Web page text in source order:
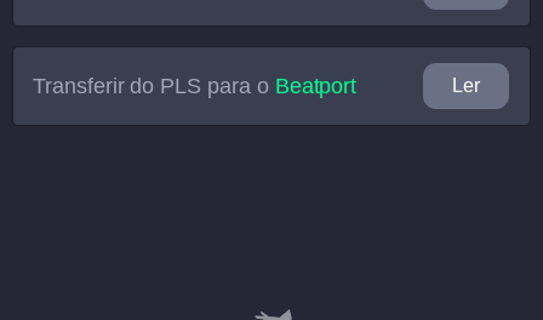
Transferir do PLS para o Beatport Ler